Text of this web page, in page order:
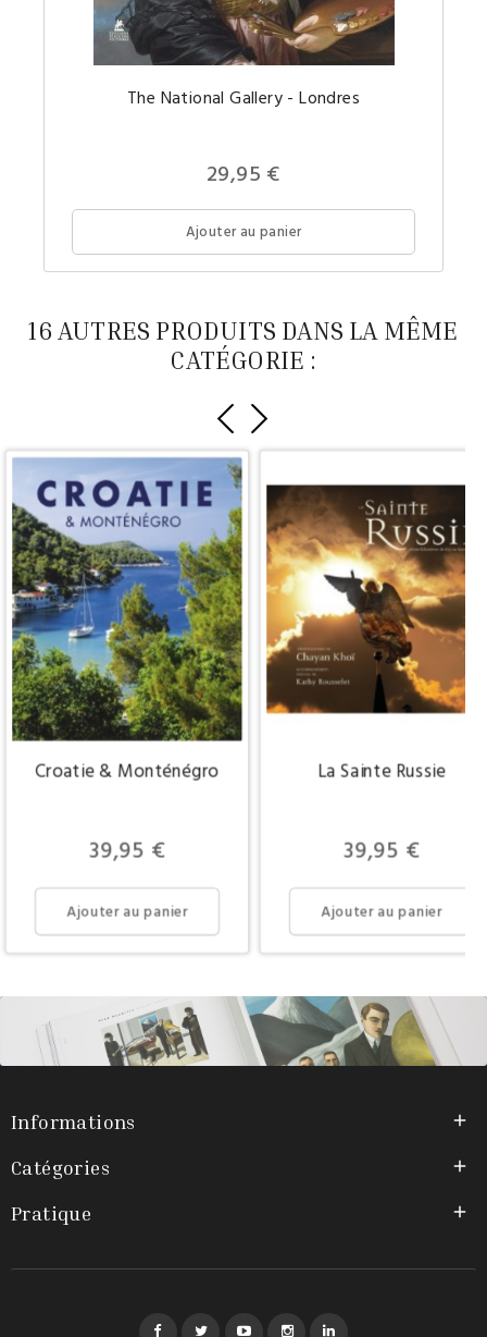
The National Gallery - Londres
Prix
29,95 €
Ajouter au panier
16 AUTRES PRODUITS DANS LA MÊME
CATÉGORIE :
Croatie & Monténégro
Prix
39,95 €
Ajouter au panier
La Sainte Russie
Prix
39,95 €
Ajouter au panier
Informations 
Catégories 
Pratique 
FacebookTwitterYouTubeInstagram